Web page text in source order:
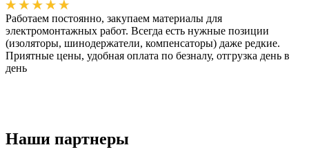
Работаем постоянно, закупаем материалы для
электромонтажных работ. Всегда есть нужные позиции
(изоляторы, шинодержатели, компенсаторы) даже редкие.
Приятные цены, удобная оплата по безналу, отгрузка день в
день
Наши партнеры